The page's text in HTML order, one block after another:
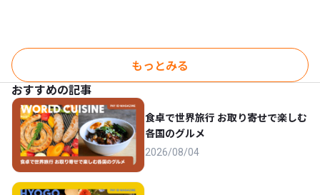
玄関 名画 複製画 接吻 お
風呂 寝室 キャンバス A3
額付きの完成品 30x40cm
もっとみる
おすすめの記事
食卓で世界旅行 お取り寄せで楽しむ
各国のグルメ
2026/08/04